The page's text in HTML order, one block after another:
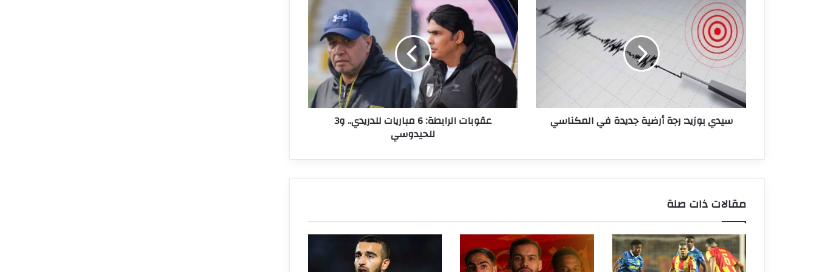
سيدي
بوزيد:
رجة
أرضية
جديدة
المكناسي
سيدي بوزيد: رجة أرضية جديدة في المكناسي
عقوبات
الرابطة:
6
مباريات
للدريدي..
و3
للحيدوسي
عقوبات الرابطة: 6 مباريات للدريدي.. و3
للحيدوسي
مقالات ذات صلة